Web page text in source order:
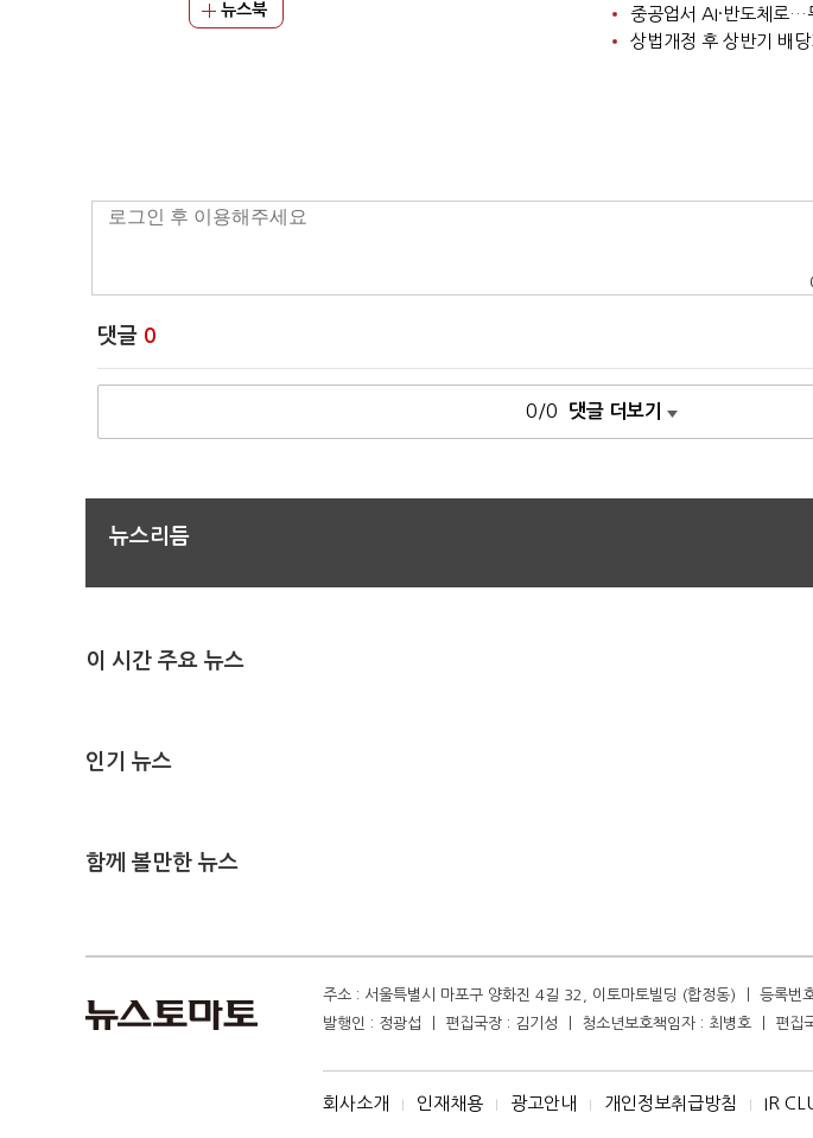
뉴스북
중공업서 AI·반도체로…
댓글 0
0/0 댓글 더보기
뉴스리듬
이 시간 주요 뉴스
인기 뉴스
함께 볼만한 뉴스
주소 : 서울특별시 마포구 양화진 4길 32, 이토마토빌딩 (합정동) ㅣ 등록
발행인 : 정광섭 ㅣ 편집국장 : 김기성 ㅣ 청소년보호책임자 : 최병호 ㅣ
회사소개 I 인재채용 I 광고안내 I 개인정보취급방침 I IR